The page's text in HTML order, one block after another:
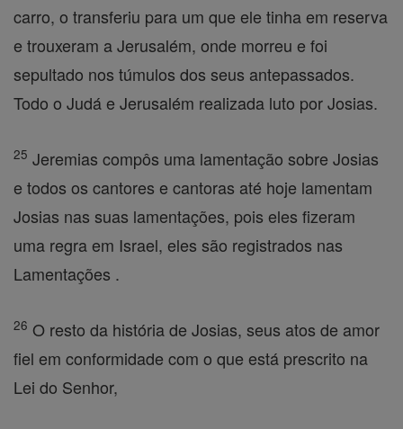
carro, o transferiu para um que ele tinha em reserva
e trouxeram a Jerusalém, onde morreu e foi
sepultado nos túmulos dos seus antepassados.
Todo o Judá e Jerusalém realizada luto por Josias.
25 Jeremias compôs uma lamentação sobre Josias
e todos os cantores e cantoras até hoje lamentam
Josias nas suas lamentações, pois eles fizeram
uma regra em Israel, eles são registrados nas
Lamentações .
26 O resto da história de Josias, seus atos de amor
fiel em conformidade com o que está prescrito na
Lei do Senhor,